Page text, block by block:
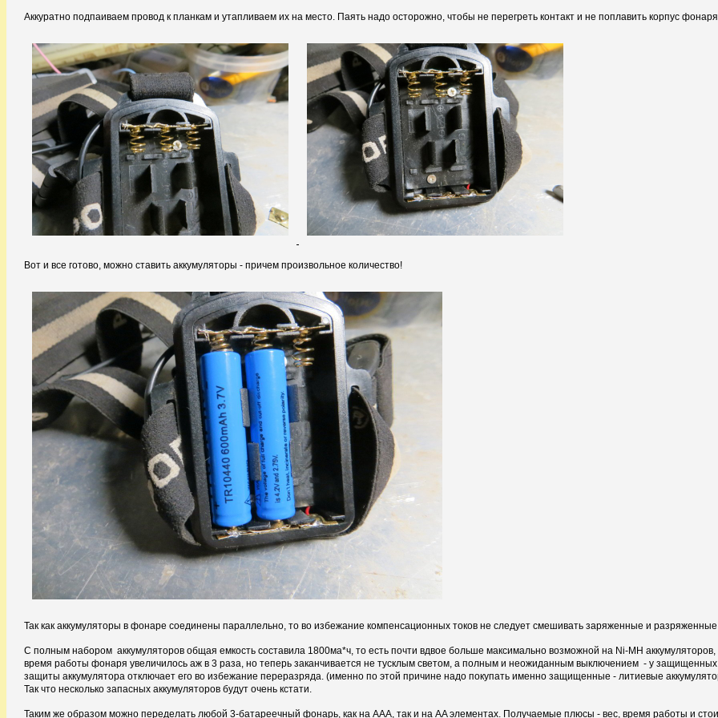
Аккуратно подпаиваем провод к планкам и утапливаем их на место. Паять надо осторожно, чтобы не перегреть контакт и не поплавить корпус
Вот и все готово, можно ставить аккумуляторы - причем произвольное количество!
Так как аккумуляторы в фонаре соединены параллельно, то во избежание компенсационных токов не следует смешивать заряженные и
С полным набором аккумуляторов общая емкость составила 1800ма*ч, то есть почти вдвое больше максимально возможной на Ni-MH
время работы фонаря увеличилось аж в 3 раза, но теперь заканчивается не тусклым светом, а полным и неожиданным выключением - у защищенных
защиты аккумулятора отключает его во избежание переразряда. (именно по этой причине надо покупать именно защищенные - литиевые
Так что несколько запасных аккумуляторов будут очень кстати.
Таким же образом можно переделать любой 3-батареечный фонарь, как на AAA, так и на AA элементах. Получаемые плюсы - вес, время работы и